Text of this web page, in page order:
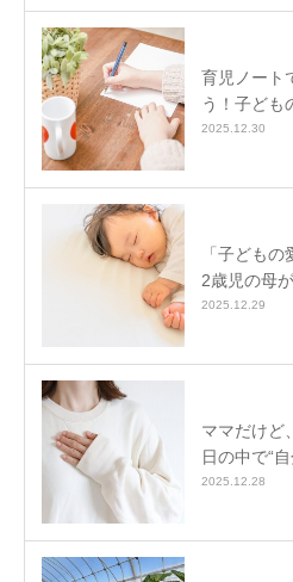
育児ノート
う！子ども
2025.12.30
「子ども
2歳児の母
2025.12.29
ママだけど
日の中で“自
2025.12.28